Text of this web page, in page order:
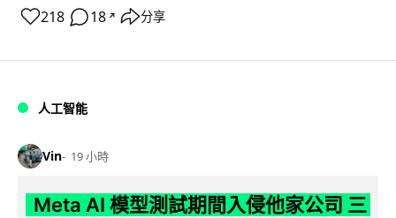
218 18 ↗ 分享
人工智能
Vin 19 小時
Meta AI 模型測試期間入侵他家公司 三